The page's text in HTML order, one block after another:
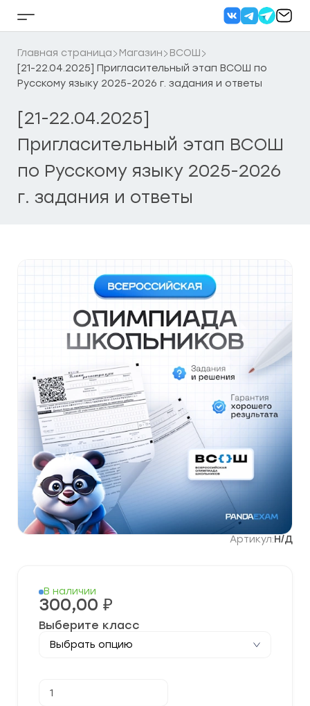
Кнопка
бокового
меню
Главная страница Магазин
ВСОШ
[21-22.04.2025] Пригласительный этап ВСОШ по
Русскому языку 2025-2026 г. задания и ответы
[21-22.04.2025]
Пригласительный этап ВСОШ
по Русскому языку 2025-2026
г. задания и ответы
Артикул:Н/Д
В наличии
300,00 ₽
Выберите класс
товара